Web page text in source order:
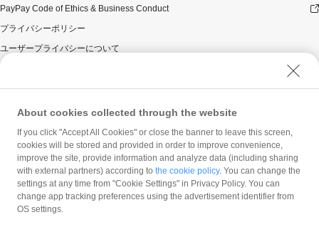
PayPay Code of Ethics & Business Conduct
プライバシーポリシー
ユーザープライバシーについて
ウェブサイト利用規約
反社会的勢力に対する方針
勧誘方針
マネロン等基本方針
カスタマーハラスメントに関する当社の考え方
About cookies collected through the website
If you click "Accept All Cookies" or close the banner to leave this screen,
cookies will be stored and provided in order to improve convenience,
improve the site, provide information and analyze data (including sharing
with external partners) according to the cookie policy. You can change the
settings at any time from "Cookie Settings" in Privacy Policy. You can
change app tracking preferences using the advertisement identifier from
OS settings.